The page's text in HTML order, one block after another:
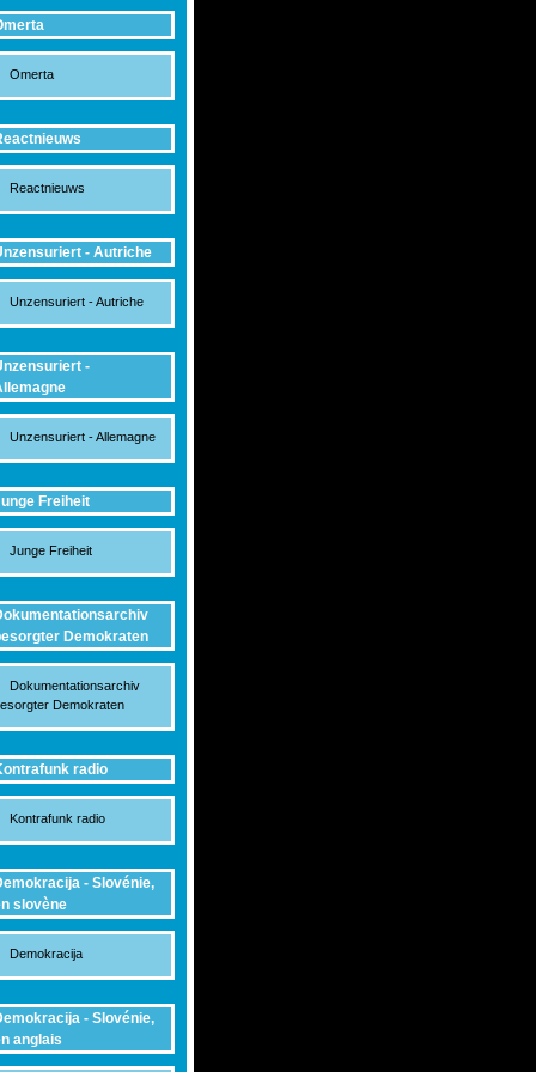
Omerta
Reactnieuws
- Autriche
Unzensuriert - Autriche
-
Unzensuriert - Allemagne
Freiheit
Junge Freiheit
Demokraten
Dokumentationsarchiv
Demokraten
radio
Kontrafunk radio
- Slovénie,
slovène
Demokracija
- Slovénie,
anglais